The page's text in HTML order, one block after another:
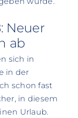
Neuer
ab
sich in
in der
schon fast
in diesem
Urlaub.